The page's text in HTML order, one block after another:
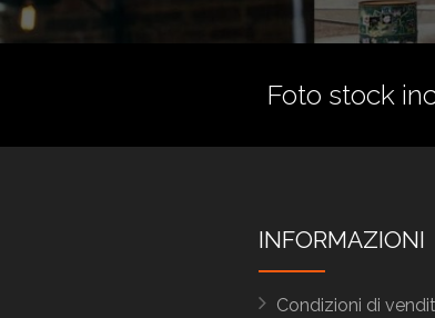
Foto stock
INFORMAZIONI
Condizioni di